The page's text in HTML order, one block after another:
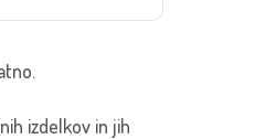
izdelkov in jih